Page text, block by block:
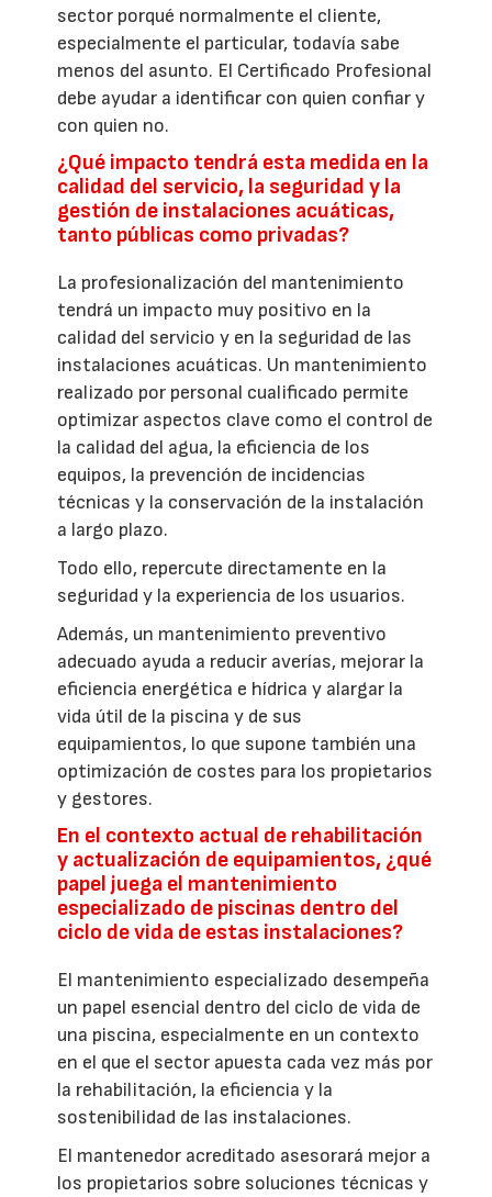
sector porqué normalmente el cliente,
especialmente el particular, todavía sabe
menos del asunto. El Certificado Profesional
debe ayudar a identificar con quien confiar y
con quien no.
¿Qué impacto tendrá esta medida en la
calidad del servicio, la seguridad y la
gestión de instalaciones acuáticas,
tanto públicas como privadas?
La profesionalización del mantenimiento
tendrá un impacto muy positivo en la
calidad del servicio y en la seguridad de las
instalaciones acuáticas. Un mantenimiento
realizado por personal cualificado permite
optimizar aspectos clave como el control de
la calidad del agua, la eficiencia de los
equipos, la prevención de incidencias
técnicas y la conservación de la instalación
a largo plazo.
Todo ello, repercute directamente en la
seguridad y la experiencia de los usuarios.
Además, un mantenimiento preventivo
adecuado ayuda a reducir averías, mejorar la
eficiencia energética e hídrica y alargar la
vida útil de la piscina y de sus
equipamientos, lo que supone también una
optimización de costes para los propietarios
y gestores.
En el contexto actual de rehabilitación
y actualización de equipamientos, ¿qué
papel juega el mantenimiento
especializado de piscinas dentro del
ciclo de vida de estas instalaciones?
El mantenimiento especializado desempeña
un papel esencial dentro del ciclo de vida de
una piscina, especialmente en un contexto
en el que el sector apuesta cada vez más por
la rehabilitación, la eficiencia y la
sostenibilidad de las instalaciones.
El mantenedor acreditado asesorará mejor a
los propietarios sobre soluciones técnicas y